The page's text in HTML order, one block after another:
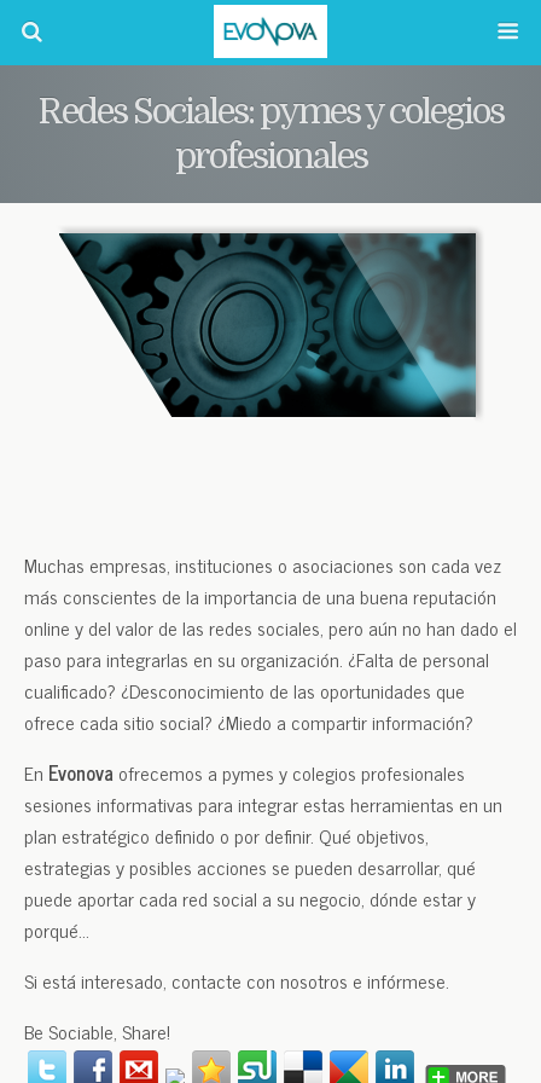
Redes Sociales: pymes y colegios
profesionales
Muchas empresas, instituciones o asociaciones son cada vez
más conscientes de la importancia de una buena reputación
online y del valor de las redes sociales, pero aún no han dado el
paso para integrarlas en su organización. ¿Falta de personal
cualificado? ¿Desconocimiento de las oportunidades que
ofrece cada sitio social? ¿Miedo a compartir información?
En Evonova ofrecemos a pymes y colegios profesionales
sesiones informativas para integrar estas herramientas en un
plan estratégico definido o por definir. Qué objetivos,
estrategias y posibles acciones se pueden desarrollar, qué
puede aportar cada red social a su negocio, dónde estar y
porqué…
Si está interesado, contacte con nosotros e infórmese.
Be Sociable, Share!